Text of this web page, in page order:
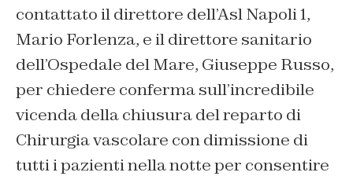
contattato il direttore dell’Asl Napoli 1,
Mario Forlenza, e il direttore sanitario
dell’Ospedale del Mare, Giuseppe Russo,
per chiedere conferma sull’incredibile
vicenda della chiusura del reparto di
Chirurgia vascolare con dimissione di
tutti i pazienti nella notte per consentire